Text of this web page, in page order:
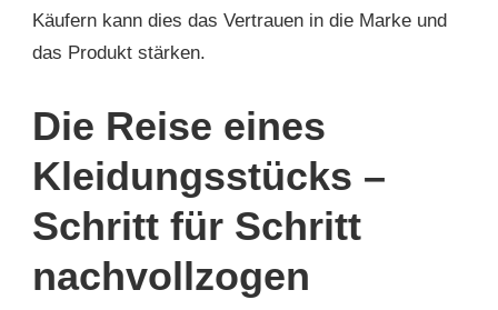
Käufern kann dies das Vertrauen in die Marke und
das Produkt stärken.
Die Reise eines
Kleidungsstücks –
Schritt für Schritt
nachvollzogen